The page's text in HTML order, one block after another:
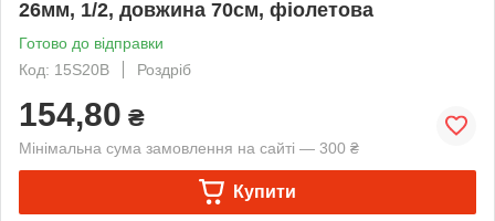
26мм, 1/2, довжина 70см, фіолетова
Готово до відправки
Код: 15S20B
Роздріб
154,80 ₴
Мінімальна сума замовлення на сайті — 300 ₴
Купити